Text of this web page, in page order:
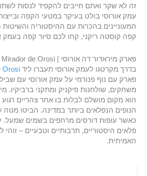
זה לא שקר ואתם חייבים להקפיד לנסות
עמק אורוסי בולט בעיקר במטעי הקפה
המעוניינים בהכרות עם ההיסטוריה
קפה קוסטה ריקני, קחו לכם סיור קפה בעמק
פארק מיראדור דה אורוסי | Mirador de Orosi
בדרך מקרטגו לעמק אורוסי תעברו לידOrosi
פארק עם נוף פנורמי על עמק אורוסי עם
משחקים, שולחנות פיקניק ומתקני ברביקיו.
הוא מקום מושלם לבלות בו אחר צהריים רגוע
הנופים הנפלאים ביותר במדינה. הביטו מטה
כאשר עופות דורסים מרחפים בשמים שמעל.
פלאים היסטוריים, תרבותיים וטבעיים –
האמיתית.